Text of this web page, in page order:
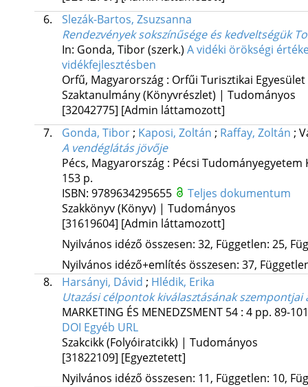
6.
Slezák-Bartos, Zsuzsanna
Rendezvények sokszínűsége és kedveltségük
In: Gonda, Tibor (szerk.) A vidéki örökségi
vidékfejlesztésben
Orfű, Magyarország : Orfűi Turisztikai Egyesület
Szaktanulmány (Könyvrészlet) | Tudományos
[32042775] [Admin láttamozott]
7.
Gonda, Tibor; Kaposi, Zoltán ; Raffay, Zoltán ;
A vendéglátás jövője
Pécs, Magyarország : Pécsi
153 p.
ISBN: 9789634295655
Teljes dokumentum
Szakkönyv (Könyv) | Tudományos
[31619604] [Admin láttamozott]
Nyilvános idéző összesen: 32, Független: 25,
Nyilvános idéző+említés összesen: 37,
8.
Harsányi, Dávid ; Hlédik, Erika
Utazási célpontok kiválasztásának
MARKETING ÉS MENEDZSMENT 54: 4 pp. 89-
DOI Egyéb URL
Szakcikk (Folyóiratcikk) | Tudományos
[31822109] [Egyeztetett]
Nyilvános idéző összesen: 11, Független: 10,